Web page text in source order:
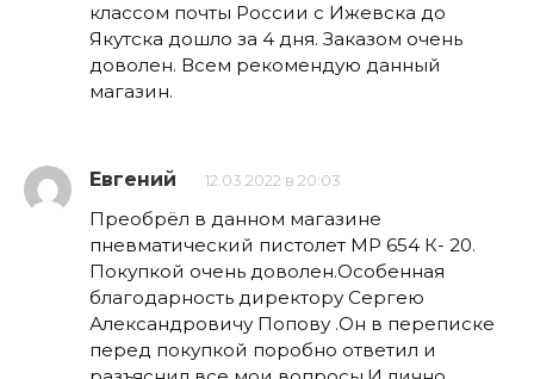
классом почты России с Ижевска до
Якутска дошло за 4 дня. Заказом очень
доволен. Всем рекомендую данный
магазин.
Евгений 12.03.2022 в 20:03
Преобрёл в данном магазине
пневматический пистолет МР 654 К- 20.
Покупкой очень доволен.Особенная
благодарность директору Сергею
Александровичу Попову .Он в переписке
перед покупкой поробно ответил и